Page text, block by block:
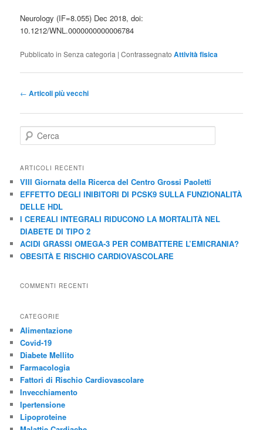
Neurology (IF=8.055) Dec 2018, doi:
10.1212/WNL.0000000000006784
Pubblicato in Senza categoria |Contrassegnato Attività fisica
Navigazione
← Articoli più vecchi
e
c
ARTICOLI RECENTI
VIII Giornata della Ricerca del Centro Grossi Paoletti
EFFETTO DEGLI INIBITORI DI PCSK9 SULLA FUNZIONALITÀ
DELLE HDL
I CEREALI INTEGRALI RIDUCONO LA MORTALITÀ NEL
DIABETE DI TIPO 2
ACIDI GRASSI OMEGA-3 PER COMBATTERE L’EMICRANIA?
OBESITÀ E RISCHIO CARDIOVASCOLARE
COMMENTI RECENTI
CATEGORIE
Alimentazione
Covid-19
Diabete Mellito
Farmacologia
Fattori di Rischio Cardiovascolare
Invecchiamento
Ipertensione
Lipoproteine